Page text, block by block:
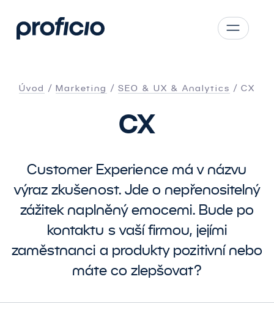
Úvod Marketing SEO & UX & Analytics CX
CX
Customer Experience má v názvu
výraz zkušenost. Jde o nepřenositelný
zážitek naplněný emocemi. Bude po
kontaktu s vaší firmou, jejími
zaměstnanci a produkty pozitivní nebo
máte co zlepšovat?